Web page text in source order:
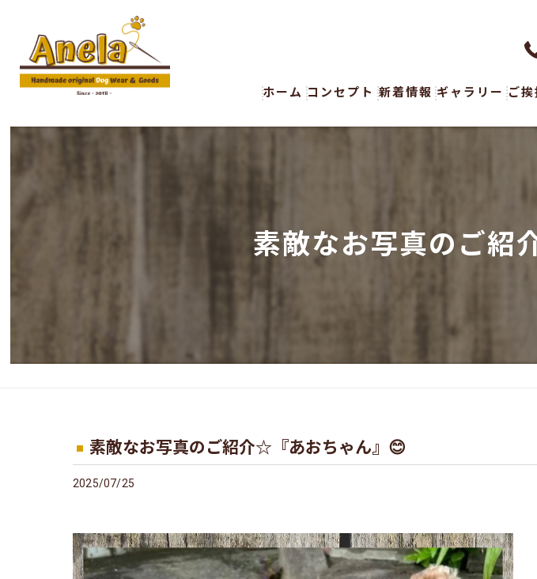
ホーム コンセプト 新着情報 ギャラリー ご挨
素敵なお写真のご紹
素敵なお写真のご紹介☆『あおちゃん』😊
2025/07/25